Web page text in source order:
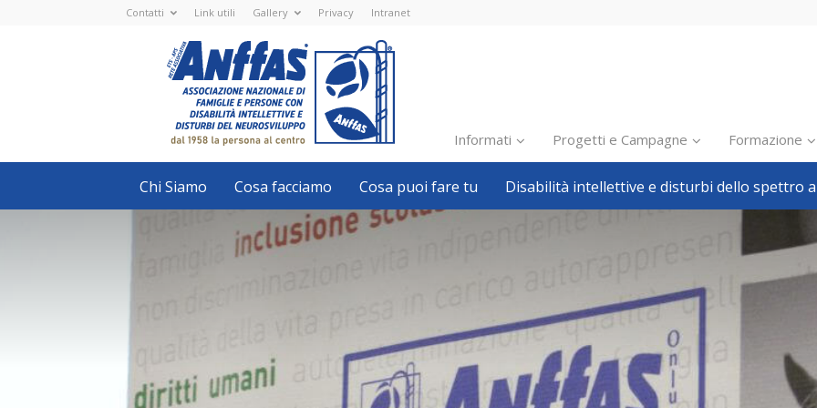
Contatti Link utili Gallery Privacy Intranet
Nazionale
ETS
-
APS
Associazione
Nazionale
di
Famiglie
e
con
disabilità
intellettive
neurosviluppo
Informati
Inclusione scolastica
Inclusione lavorativa
Politiche sociali
Pillole
Formazione
Avvisi, bandi
Welfare locale
Progetti e Campagne Formazione
Chi Siamo Cosa facciamo Cosa puoi fare tu Disabilità intellettive e disturbi dello spettro